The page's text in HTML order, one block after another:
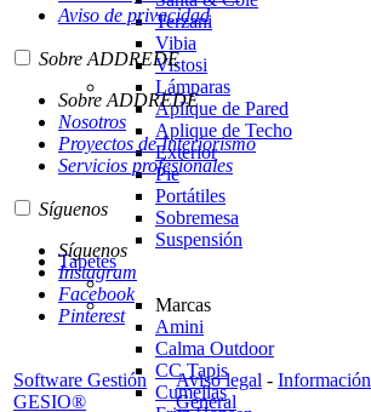
Terzani
Vibia
Vistosi
Lámparas
Aplique de Pared
Aplique de Techo
Exterior
Pie
Portátiles
Sobremesa
Suspensión
Tapetes
Marcas
Amini
Calma Outdoor
CC Tapis
Cumellas
Aviso de privacidad
Sobre ADDREDE
Sobre ADDREDE
Nosotros
Proyectos de Interiorismo
Servicios profesionales
Síguenos
Síguenos
Instagram
Facebook
Pinterest
Software Gestión
GESIO®
Aviso legal - Información
General